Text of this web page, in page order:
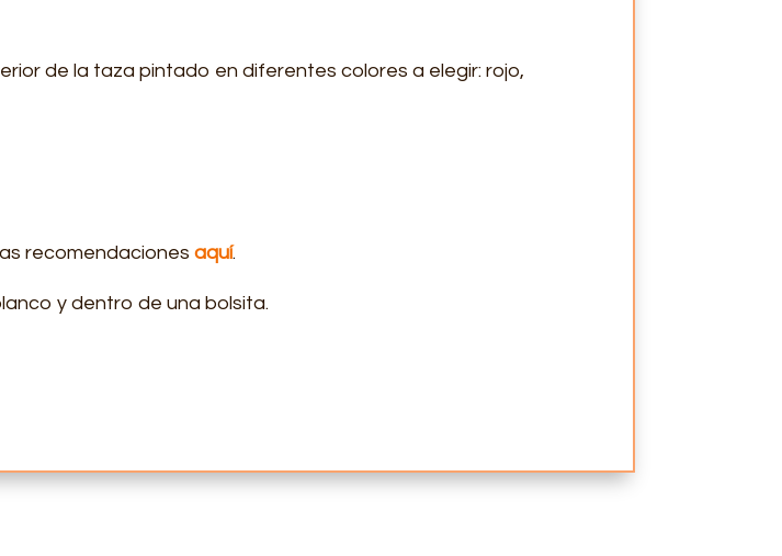
de la taza pintado en diferentes colores a elegir: rojo,
recomendacionesaquí.
y dentro de una bolsita.